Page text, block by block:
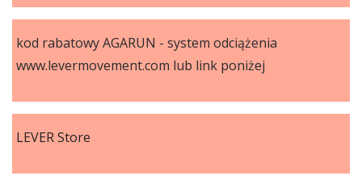
kod rabatowy AGARUN - system odciążenia
www.levermovement.com lub link poniżej
LEVER Store